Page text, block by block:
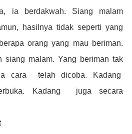
ia berdakwah. Siang malam
hasilnya tidak sepertiyang
orangyang mau beriman.
siang malam. Yang beriman tak
cara telah dicoba.
Kadang
Kadang juga secara